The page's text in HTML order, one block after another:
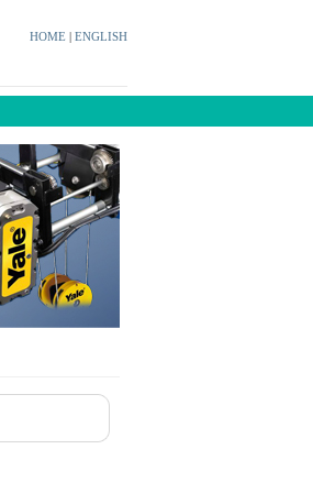
HOME| ENGLISH